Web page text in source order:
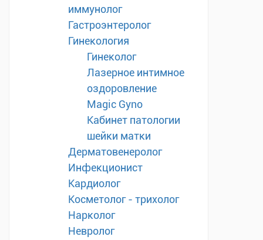
иммунолог
Гастроэнтеролог
Гинекология
Гинеколог
Лазерное интимное
оздоровление
Magic Gyno
Кабинет патологии
шейки матки
Дерматовенеролог
Инфекционист
Кардиолог
Косметолог - трихолог
Нарколог
Невролог